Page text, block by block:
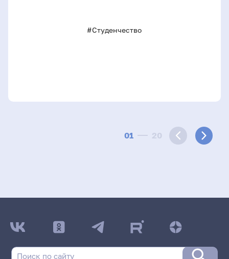
01 20
#Студенчество